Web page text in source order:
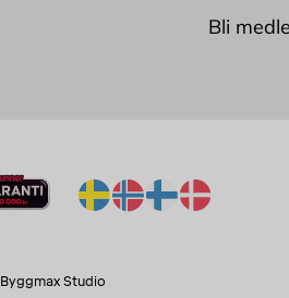
Bli
Byggmax Studio